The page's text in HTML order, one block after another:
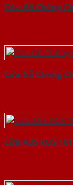
Cửa Gỗ Chống
Cửa Gỗ Chống
Cửa ABS KOS